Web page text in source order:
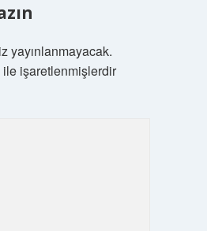
yayınlanmayacak.
ile işaretlenmişlerdir